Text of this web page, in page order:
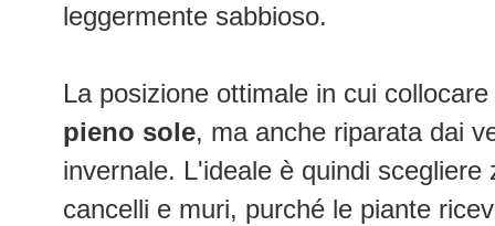
leggermente sabbioso.
La posizione ottimale in cui
pieno sole, ma anche riparata dai
invernale. L'ideale è quindi
cancelli e muri, purché le piante